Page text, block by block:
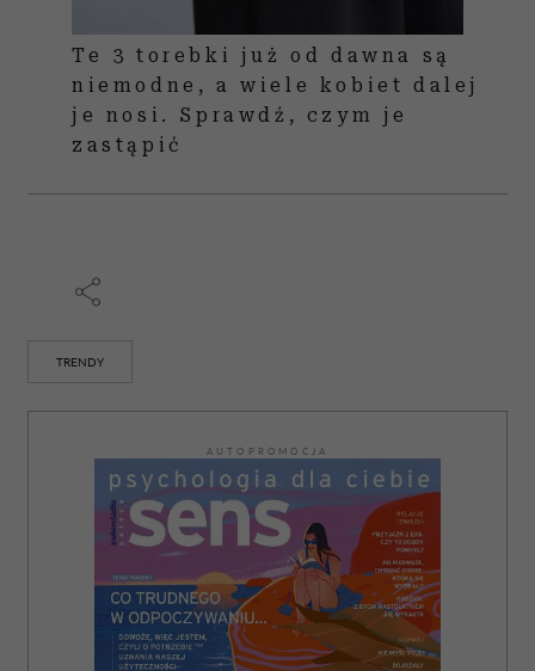
Te 3 torebki już od dawna są
niemodne, a wiele kobiet dalej
je nosi. Sprawdź, czym je
zastąpić
TRENDY
AUTOPROMOCJA